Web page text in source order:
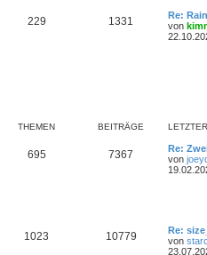
229 1331
Re:
von
THEMEN BEITRÄGE
695 7367
Re:
von
1023 10779
Re:
von